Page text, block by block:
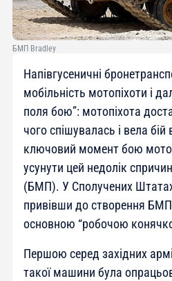
БМП Bradley
Напівгусеничні
мобільність мотопіхоти і
поля бою”: мотопіхота
чого спішувалась і вела
ключовий момент бою
усунути цей недолік
(БМП). У Сполучених
привівши до створення
основною “робочою
Першою серед західних
такої машини була